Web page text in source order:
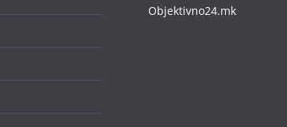
Objektivno24.mk